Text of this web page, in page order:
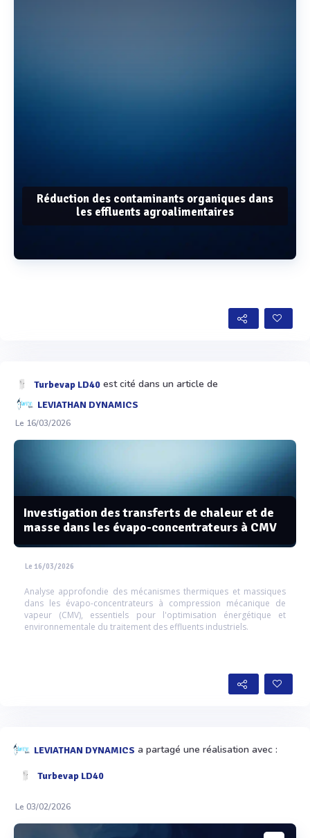
Réduction des contaminants organiques dans
les effluents agroalimentaires
Turbevap LD40 est cité dans un article de
LEVIATHAN DYNAMICS
Le 16/03/2026
Investigation des transferts de chaleur et de
masse dans les évapo-concentrateurs à CMV
Le 16/03/2026
Analyse approfondie des mécanismes thermiques et massiques
dans les évapo-concentrateurs à compression mécanique de
vapeur (CMV), essentiels pour l'optimisation énergétique et
environnementale du traitement des effluents industriels.
LEVIATHAN DYNAMICS a partagé une réalisation avec :
Turbevap LD40
Le 03/02/2026